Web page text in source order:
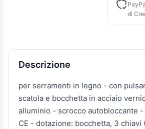
di
Descrizione e
Descrizione
per serramenti in legno - con
scatola e bocchetta in acciaio
alluminio - scrocco autobloccante -
CE - dotazione: bocchetta, 3 chiavi